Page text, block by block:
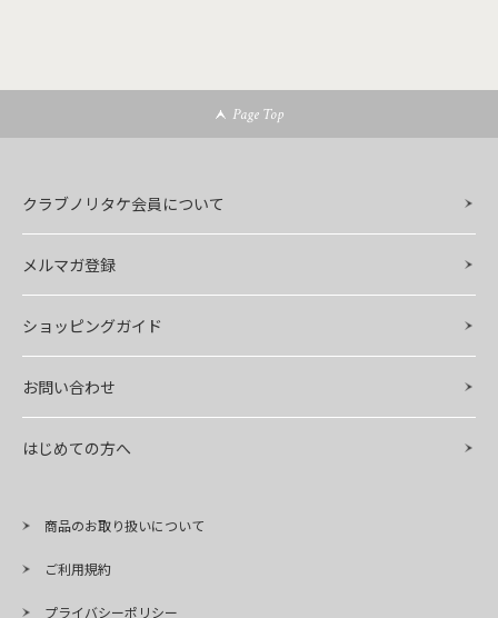
Page Top
クラブノリタケ会員について
メルマガ登録
ショッピングガイド
お問い合わせ
はじめての方へ
商品のお取り扱いについて
ご利用規約
プライバシーポリシー